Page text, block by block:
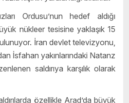
Ordusu’nun hedef aldığı
nükleer tesisine yaklaşık 15
İran devlet televizyonu,
İsfahan yakınlarındaki Natanz
saldırıya karşılık olarak
özellikle Arad’da büyük